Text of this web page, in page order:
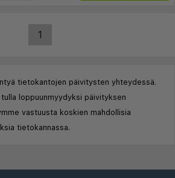
1
tietokantojen päivitysten yhteydessä.
loppuunmyydyksi päivityksen
vastuusta koskien mahdollisia
tietokannassa.